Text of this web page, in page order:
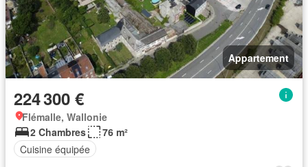
Appartement
224 300 €
Flémalle, Wallonie
2 Chambres
76 m²
Cuisine équipée